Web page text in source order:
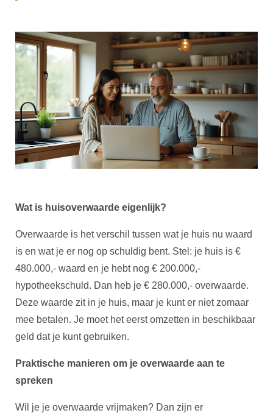
Wat is huisoverwaarde eigenlijk?
Overwaarde is het verschil tussen wat je huis nu waard
is en wat je er nog op schuldig bent. Stel: je huis is €
480.000,- waard en je hebt nog € 200.000,-
hypotheekschuld. Dan heb je € 280.000,- overwaarde.
Deze waarde zit in je huis, maar je kunt er niet zomaar
mee betalen. Je moet het eerst omzetten in beschikbaar
geld dat je kunt gebruiken.
Praktische manieren om je overwaarde aan te
spreken
Wil je je overwaarde vrijmaken? Dan zijn er